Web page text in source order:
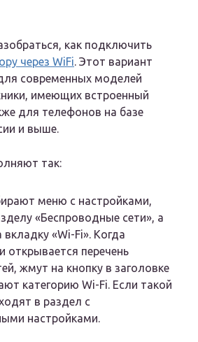
как подключить
через WiFi. Этот вариант
современных моделей
имеющих встроенный
для телефонов на базе
и выше.
так:
меню с настройками,
«Беспроводные сети», а
«Wi-Fi». Когда
открывается перечень
жмут на кнопку в заголовке
категорию Wi-Fi. Если такой
в раздел с
настройками.